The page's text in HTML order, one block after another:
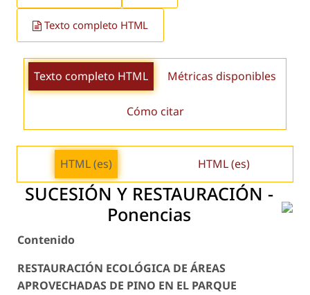
Texto completo HTML
Texto completo HTML Métricas disponibles
Cómo citar
HTML (es) HTML (es)
SUCESIÓN Y RESTAURACIÓN -
Ponencias
Contenido
RESTAURACIÓN ECOLÓGICA DE ÁREAS
APROVECHADAS DE PINO EN EL PARQUE